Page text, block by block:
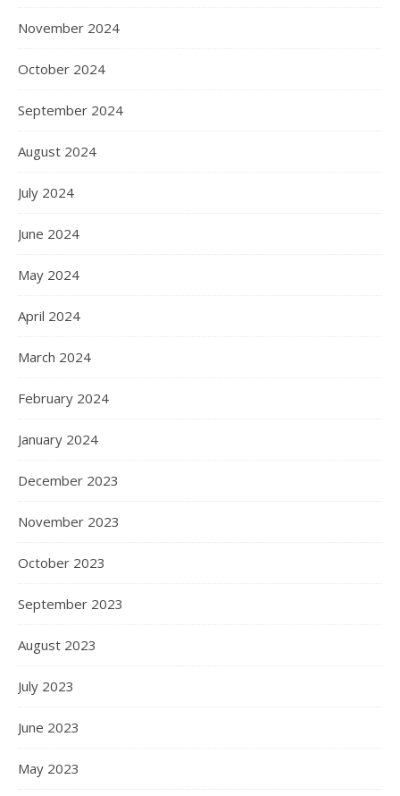
November 2024
October 2024
September 2024
August 2024
July 2024
June 2024
May 2024
April 2024
March 2024
February 2024
January 2024
December 2023
November 2023
October 2023
September 2023
August 2023
July 2023
June 2023
May 2023